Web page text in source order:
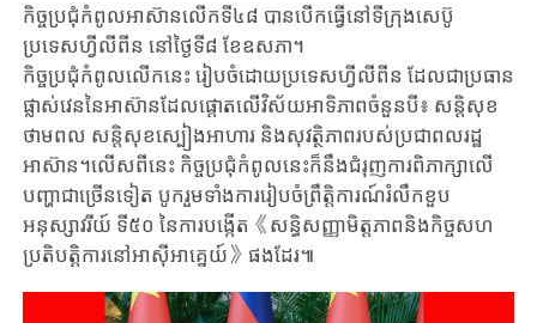
កិច្ចប្រជុំកំពូលអាស៊ានលើកទី៤៨ បានបើកធ្វើនៅទីក្រុងសេប៊ូ
ប្រទេសហ្វីលីពីន នៅថ្ងៃទី៨ ខែឧសភា។
កិច្ចប្រជុំកំពូលលើកនេះ រៀបចំដោយប្រទេសហ្វីលីពីន ដែលជាប្រធាន
ផ្លាស់វេននៃអាស៊ានដែលផ្តោតលើវិស័យអាទិភាពចំនួនបី៖ សន្តិសុខ
ថាមពល សន្តិសុខស្បៀងអាហារ និងសុវត្ថិភាពរបស់ប្រជាពលរដ្ឋ
អាស៊ាន។លើសពីនេះ កិច្ចប្រជុំកំពូលនេះក៏នឹងជំរុញការពិភាក្សាលើ
បញ្ហាជាច្រើនទៀត បូករួមទាំងការរៀបចំព្រឹត្តិការណ៍រំលឹកខួប
អនុស្សាវរីយ៍ ទី៥០ នៃការបង្កើត《សន្ធិសញ្ញាមិត្តភាពនិងកិច្ចសហ
ប្រតិបត្តិការនៅអាស៊ីអាគ្នេយ៍》ផងដែរ៕